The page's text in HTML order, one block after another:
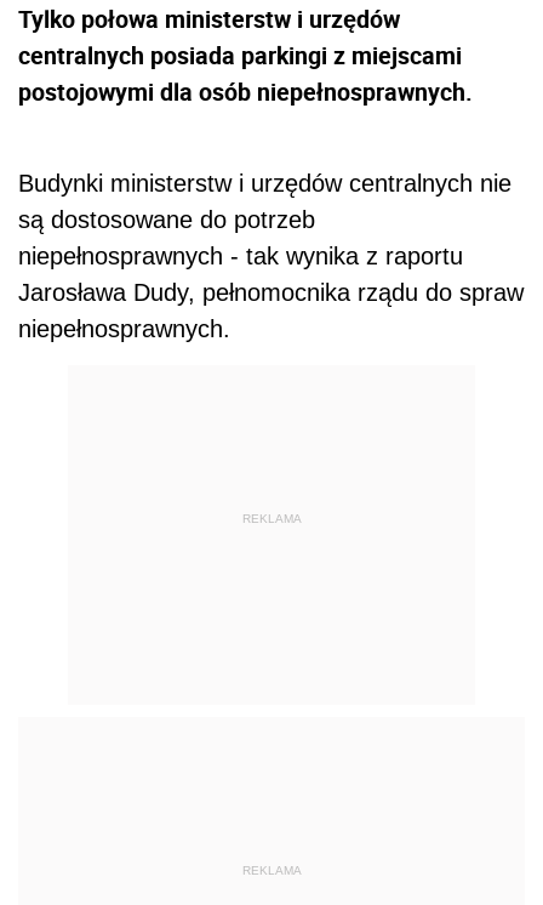
Tylko połowa ministerstw i urzędów
centralnych posiada parkingi z miejscami
postojowymi dla osób niepełnosprawnych.
Budynki ministerstw i urzędów centralnych nie
są dostosowane do potrzeb
niepełnosprawnych - tak wynika z raportu
Jarosława Dudy, pełnomocnika rządu do spraw
niepełnosprawnych.
REKLAMA
REKLAMA